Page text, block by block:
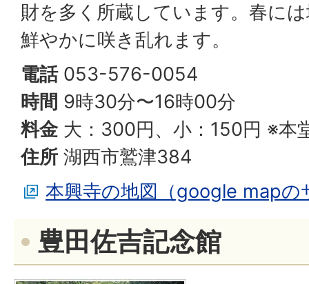
財を多く所蔵しています。春に
鮮やかに咲き乱れます。
電話053-576-0054
時間 9時30分〜16時00分
料金大：300円、小：150円 ※本
住所 湖西市鷲津384
本興寺の地図（google mapの
豊田佐吉記念館